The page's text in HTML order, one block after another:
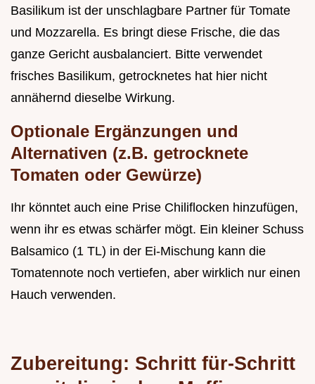
Basilikum ist der unschlagbare Partner für Tomate
und Mozzarella. Es bringt diese Frische, die das
ganze Gericht ausbalanciert. Bitte verwendet
frisches Basilikum, getrocknetes hat hier nicht
annähernd dieselbe Wirkung.
Optionale Ergänzungen und
Alternativen (z.B. getrocknete
Tomaten oder Gewürze)
Ihr könntet auch eine Prise Chiliflocken hinzufügen,
wenn ihr es etwas schärfer mögt. Ein kleiner Schuss
Balsamico (1 TL) in der Ei-Mischung kann die
Tomatennote noch vertiefen, aber wirklich nur einen
Hauch verwenden.
Zubereitung: Schritt für-Schritt